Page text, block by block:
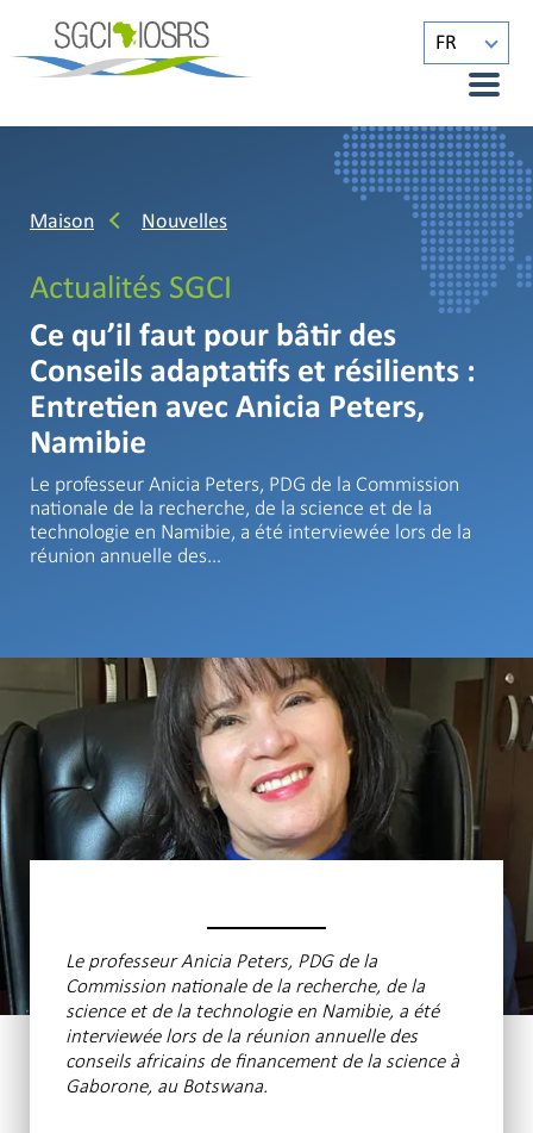
FR
Maison Nouvelles
Actualités SGCI
Ce qu’il faut pour bâtir des
Conseils adaptatifs et résilients :
Entretien avec Anicia Peters,
Namibie
Le professeur Anicia Peters, PDG de la Commission
nationale de la recherche, de la science et de la
technologie en Namibie, a été interviewée lors de la
réunion annuelle des…
Le professeur Anicia Peters, PDG de la
Commission nationale de la recherche, de la
science et de la technologie en Namibie, a été
interviewée lors de la réunion annuelle des
conseils africains de financement de la science à
Gaborone, au Botswana.